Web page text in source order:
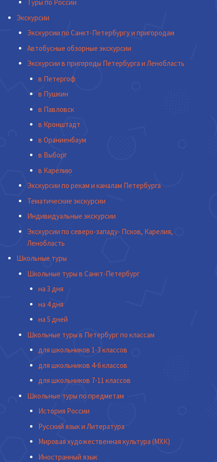
Туры по России
Экскурсии
Экскурсии по Санкт-Петербургу и пригородам
Автобусные обзорные экскурсии
Экскурсии в пригороды Петербурга и Ленобласть
в Петергоф
в Пушкин
в Павловск
в Кронштадт
в Ораниенбаум
в Выборг
в Карелию
Экскурсии по рекам и каналам Петербурга
Тематические экскурсии
Индивидуальные экскурсии
Экскурсии по северо-западу- Псков, Карелия,
Ленобласть
Школьные туры
Школьные туры в Санкт-Петербург
на 3 дня
на 4 дня
на 5 дней
Школьные туры в Петербург по классам
для школьников 1-3 классов
для школьников 4-6 классов
для школьников 7-11 классов
Школьные туры по предметам
История России
Русский язык и Литература
Мировая художественная культура (МХК)
Иностранный язык